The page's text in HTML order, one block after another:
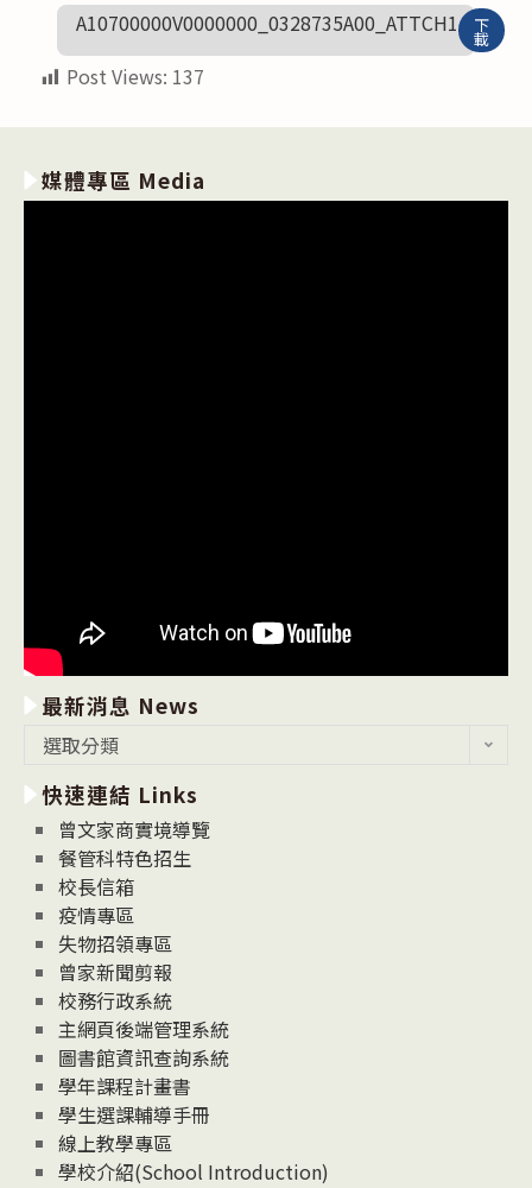
A10700000V0000000_0328735A00_ATTCH1
下
載
Post Views: 137
媒體專區 Media
最新消息 News
消
息
News
選取分類
快速連結 Links
曾文家商實境導覽
餐管科特色招生
校長信箱
疫情專區
失物招領專區
曾家新聞剪報
校務行政系統
主網頁後端管理系統
圖書館資訊查詢系統
學年課程計畫書
學生選課輔導手冊
線上教學專區
學校介紹(School Introduction)